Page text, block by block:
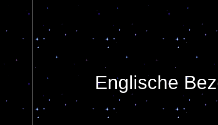
Englische